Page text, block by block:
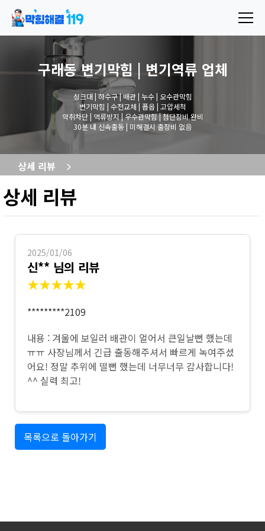
구래동 변기막힘 | 변기역류 업체
싱크대 | 하수구 | 배관 | 누수 | 오수관막힘
변기막힘 | 수전교체 | 폽옵 | 고압세척
악취차단 | 역류방지 | 우수관막힘 | 첨단장비 완비
30분 내 신속출동 | 미해결시 출장비 없음
상세 리뷰
상세 리뷰
2025/01/06
신** 님의 리뷰
★★★★★
*********2109
내용 : 겨울에 보일러 배관이 얼어서 큰일날뻔 했는데
ㅠㅠ 사장님께서 긴급 출동해주셔서 빠르게 녹여주셨
어요! 정말 추위에 떨뻔 했는데 너무너무 감사합니다!
^^ 실력 최고!
목록으로 돌아가기